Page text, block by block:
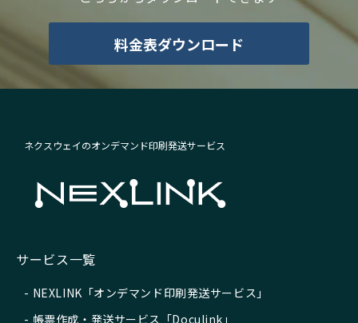
料金表ダウンロード
ネクスウェイのオンデマンド印刷発送サービス
サービス一覧
NEXLINK「オンデマンド印刷発送サービス」
帳票作成・発送サービス「Doculink」